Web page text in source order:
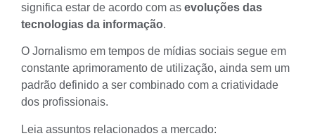
significa estar de acordo com as evoluções das
tecnologias da informação.
O Jornalismo em tempos de mídias sociais segue em
constante aprimoramento de utilização, ainda sem um
padrão definido a ser combinado com a criatividade
dos profissionais.
Leia assuntos relacionados a mercado: